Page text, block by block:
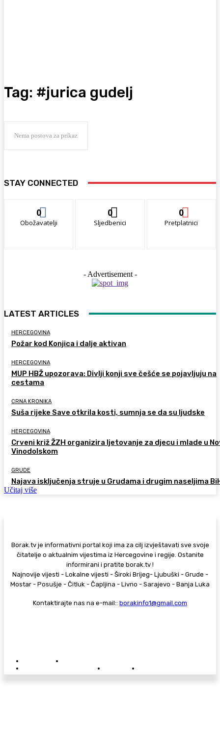
Tag: #jurica gudelj
Nema postova za prikaz
STAY CONNECTED
0
Obožavatelji
0
Sljedbenici
0
Pretplatnici
- Advertisement -
LATEST ARTICLES
HERCEGOVINA
Požar kod Konjica i dalje aktivan
HERCEGOVINA
MUP HBŽ upozorava: Divlji konji sve češće se pojavljuju na
cestama
CRNA KRONIKA
Suša rijeke Save otkrila kosti, sumnja se da su ljudske
HERCEGOVINA
Crveni križ ŽZH organizira ljetovanje za djecu i mlade u
Vinodolskom
GRUDE
Najava isključenja struje u Grudama i drugim naseljima
Učitaj više
Borak.tv je informativni portal koji ima za cilj izvještavati sve svoje
čitatelje o aktualnim vijestima iz Hercegovine i regije. Ostanite
informirani i pratite borak.tv !
Najnovije vijesti - Lokalne vijesti - Široki Brijeg- Ljubuški - Grude -
Mostar - Posušje - Čitluk - Čapljina - Livno - Sarajevo - Banja Luka
Kontaktirajte nas na e-mail:: borakinfo1@gmail.com